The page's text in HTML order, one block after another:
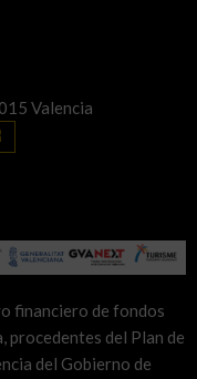
Valencia
financiero de fondos
procedentes del Plan de
del Gobierno de